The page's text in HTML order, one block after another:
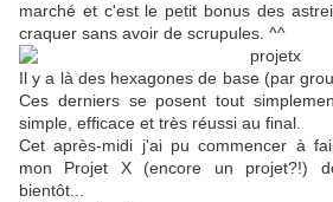
marché et c'est le petit bonus des
craquer sans avoir de scrupules. ^^
Il y a là des hexagones de base (par
Ces derniers se posent tout
simple, efficace et très réussi au final.
Cet après-midi j'ai pu commencer à
mon Projet X (encore un projet?!)
bientôt...